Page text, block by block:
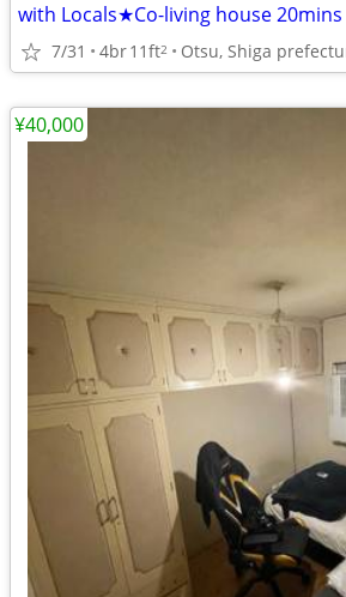
with Locals★Co-living house
7/31 4br11ft2 Otsu, Shiga
¥40,000